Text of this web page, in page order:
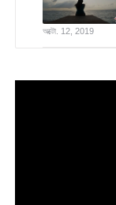
অক্টো. 12, 2019